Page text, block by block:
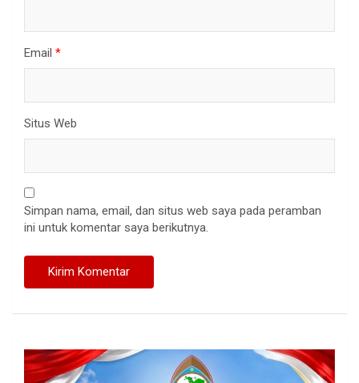
Email *
Situs Web
Simpan nama, email, dan situs web saya pada peramban
ini untuk komentar saya berikutnya.